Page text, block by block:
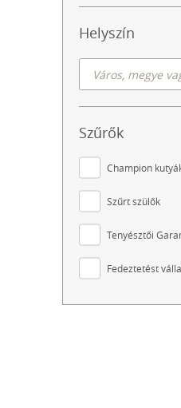
Helyszín
Szűrők
Champion
Szűrt szülők
Tenyésztői
Fedeztetést